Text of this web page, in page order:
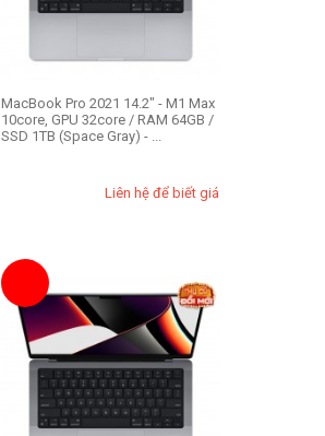
MacBook Pro 2021 14.2" - M1 Max
10core, GPU 32core / RAM 64GB /
SSD 1TB (Space Gray) - ...
Liên hệ để biết giá